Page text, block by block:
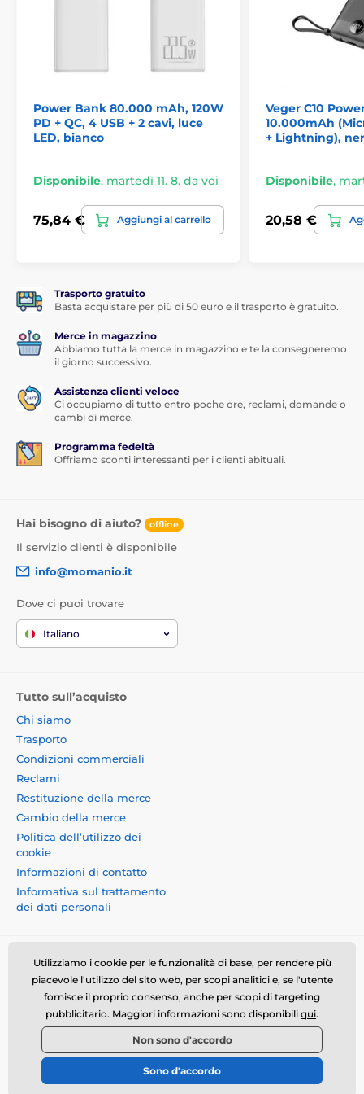
JP Powerbank. Capacità su cui puoi contare
Idee regalo
Power Bank 80.000 mAh, 120W
PD + QC, 4 USB + 2 cavi, luce
LED, bianco
Disponibile, martedì 11. 8. da voi
75,84 € Aggiungi al carrello
Veger C10
10.000mAh
+ Lightning),
Disponibile,
20,58 €
Trasporto gratuito
Basta acquistare per più di 50 euro e il trasporto è gratuito.
Merce in magazzino
Abbiamo tutta la merce in magazzino e te la consegneremo
il giorno successivo.
Assistenza clienti veloce
Ci occupiamo di tutto entro poche ore, reclami, domande o
cambi di merce.
Programma fedeltà
Offriamo sconti interessanti per i clienti abituali.
Hai bisogno di aiuto? offline
Il servizio clienti è disponibile
info@momanio.it
Dove ci puoi trovare
Italiano
Tutto sull’acquisto
Chi siamo
Trasporto
Condizioni commerciali
Reclami
Restituzione della merce
Cambio della merce
Politica dell’utilizzo dei
cookie
Informazioni di contatto
Informativa sul trattamento
dei dati personali
Momanio s.r.o., Okružní 361/14, 74718, Píšť, Czech
republic, VAT: CZ09604707, info@momanio.it
© 2026 www.momanio.it ⦁ Il negozio online è stato creato da
SIMPLIA.cz
Utilizziamo i cookie per le funzionalità di base, per rendere più
piacevole l'utilizzo del sito web, per scopi analitici e, se l'utente
fornisce il proprio consenso, anche per scopi di targeting
pubblicitario. Maggiori informazioni sono disponibili qui.
Non sono d'accordo
Sono d'accordo